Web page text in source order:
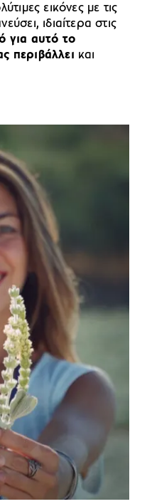
εικόνες με τις
ιδιαίτερα στις
για αυτό το
περιβάλλει και